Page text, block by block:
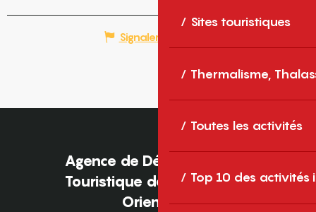
Sites touristiques
Thermalisme,
Toutes les activités
Top 10 des activités
Signaler une erreur
Agence de Développement
Touristique des Pyrénées-
Orientales